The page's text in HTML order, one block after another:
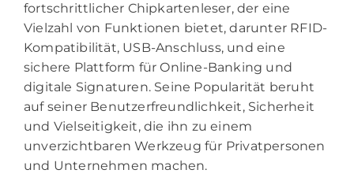
fortschrittlicher Chipkartenleser, der eine
Vielzahl von Funktionen bietet, darunter RFID-
Kompatibilität, USB-Anschluss, und eine
sichere Plattform für Online-Banking und
digitale Signaturen. Seine Popularität beruht
auf seiner Benutzerfreundlichkeit, Sicherheit
und Vielseitigkeit, die ihn zu einem
unverzichtbaren Werkzeug für Privatpersonen
und Unternehmen machen.